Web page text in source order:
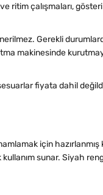
ritim çalışmaları,
Gerekli
fiyata dahil
için hazırlanmış
sunar. Siyah